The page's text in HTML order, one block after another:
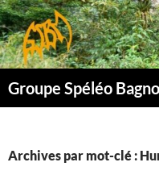
Aller
au
contenu
Groupe Spéléo
Archives par mot-clé :